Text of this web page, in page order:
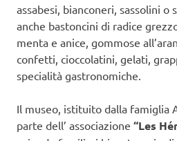
assabesi, bianconeri, sassolini o
anche bastoncini di radice
menta e anice, gommose
confetti, cioccolatini, gelati,
specialità gastronomiche.
Il museo, istituito dalla famiglia
parte dell’ associazione “Les